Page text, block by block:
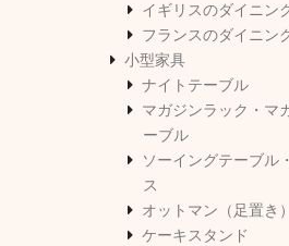
イギリスのダイニン
フランスのダイニン
小型家具
ナイトテーブル
マガジンラック・マ
ーブル
ソーイングテーブル
ス
オットマン（足置き）
ケーキスタンド